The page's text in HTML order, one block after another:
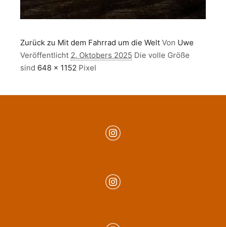
Zurück zu Mit dem Fahrrad um die Welt Von Uwe
Veröffentlicht 2. Oktobers 2025 Die volle Größe
sind 648 × 1152 Pixel